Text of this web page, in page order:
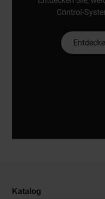
Control-
Katalog